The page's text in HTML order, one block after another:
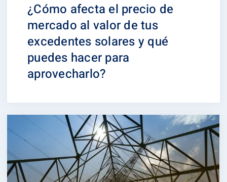
¿Cómo afecta el precio de
mercado al valor de tus
excedentes solares y qué
puedes hacer para
aprovecharlo?